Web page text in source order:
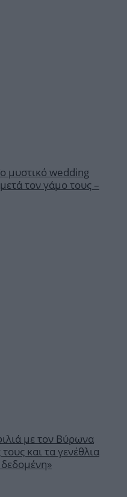
μυστικό wedding
τον γάμο τους –
με τον Βύρωνα
και τα γενέθλια